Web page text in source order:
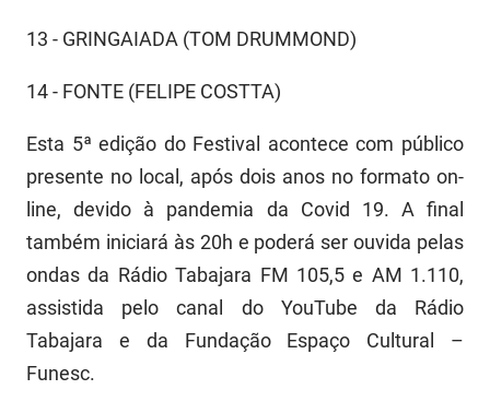
13 - GRINGAIADA (TOM DRUMMOND)
14 - FONTE (FELIPE COSTTA)
Esta 5ª edição do Festival acontece com público
presente no local, após dois anos no formato on-
line, devido à pandemia da Covid 19. A final
também iniciará às 20h e poderá ser ouvida pelas
ondas da Rádio Tabajara FM 105,5 e AM 1.110,
assistida pelo canal do YouTube da Rádio
Tabajara e da Fundação Espaço Cultural –
Funesc.